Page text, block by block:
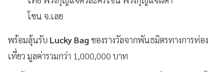
โขน จ.เลย
พร้อมลุ้นรับ Lucky Bag ของรางวัลจากพันธมิตรทางการท่อง
เที่ยว มูลค่ารวมกว่า 1,000,000 บาท